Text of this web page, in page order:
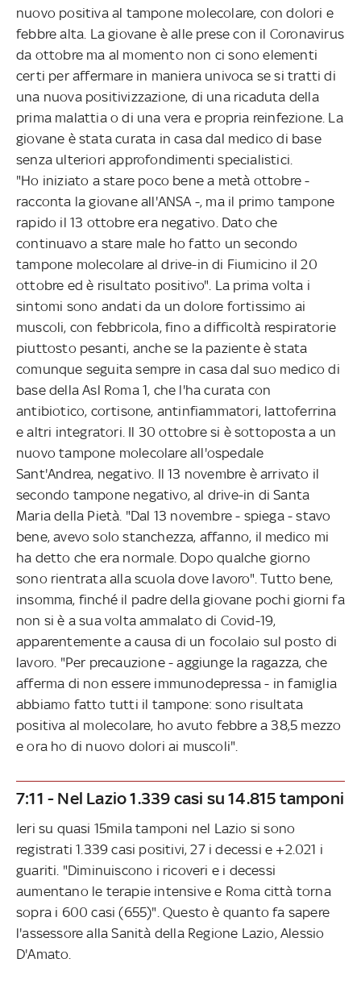
nuovo positiva al tampone molecolare, con dolori e
febbre alta. La giovane è alle prese con il Coronavirus
da ottobre ma al momento non ci sono elementi
certi per affermare in maniera univoca se si tratti di
una nuova positivizzazione, di una ricaduta della
prima malattia o di una vera e propria reinfezione. La
giovane è stata curata in casa dal medico di base
senza ulteriori approfondimenti specialistici.
"Ho iniziato a stare poco bene a metà ottobre -
racconta la giovane all'ANSA -, ma il primo tampone
rapido il 13 ottobre era negativo. Dato che
continuavo a stare male ho fatto un secondo
tampone molecolare al drive-in di Fiumicino il 20
ottobre ed è risultato positivo". La prima volta i
sintomi sono andati da un dolore fortissimo ai
muscoli, con febbricola, fino a difficoltà respiratorie
piuttosto pesanti, anche se la paziente è stata
comunque seguita sempre in casa dal suo medico di
base della Asl Roma 1, che l'ha curata con
antibiotico, cortisone, antinfiammatori, lattoferrina
e altri integratori. Il 30 ottobre si è sottoposta a un
nuovo tampone molecolare all'ospedale
Sant'Andrea, negativo. Il 13 novembre è arrivato il
secondo tampone negativo, al drive-in di Santa
Maria della Pietà. "Dal 13 novembre - spiega - stavo
bene, avevo solo stanchezza, affanno, il medico mi
ha detto che era normale. Dopo qualche giorno
sono rientrata alla scuola dove lavoro". Tutto bene,
insomma, finché il padre della giovane pochi giorni fa
non si è a sua volta ammalato di Covid-19,
apparentemente a causa di un focolaio sul posto di
lavoro. "Per precauzione - aggiunge la ragazza, che
afferma di non essere immunodepressa - in famiglia
abbiamo fatto tutti il tampone: sono risultata
positiva al molecolare, ho avuto febbre a 38,5 mezzo
e ora ho di nuovo dolori ai muscoli".
7:11 - Nel Lazio 1.339 casi su 14.815 tamponi
Ieri su quasi 15mila tamponi nel Lazio si sono
registrati 1.339 casi positivi, 27 i decessi e +2.021 i
guariti. "Diminuiscono i ricoveri e i decessi
aumentano le terapie intensive e Roma città torna
sopra i 600 casi (655)". Questo è quanto fa sapere
l'assessore alla Sanità della Regione Lazio, Alessio
D'Amato.